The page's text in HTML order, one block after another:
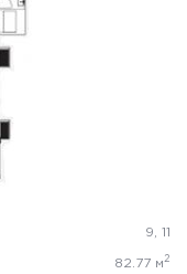
9, 11
82.77 м 2